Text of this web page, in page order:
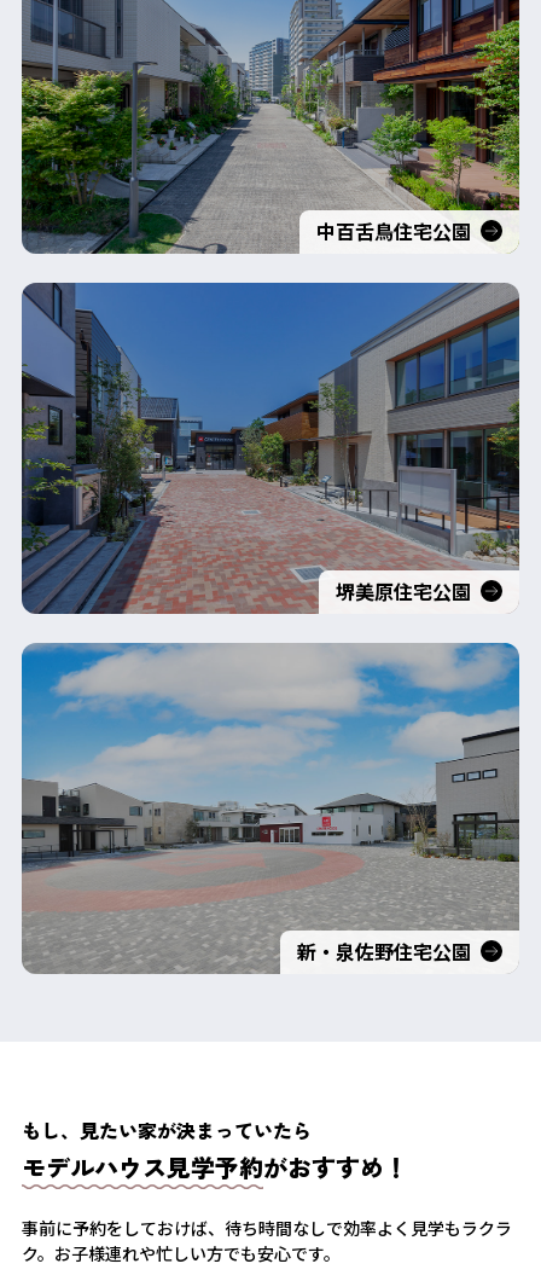
中百舌鳥住宅公園
堺美原住宅公園
新・泉佐野住宅公園
もし、見たい家が決まっていたら
モデルハウス見学予約がおすすめ！
事前に予約をしておけば、待ち時間なしで効率よく見学もラクラ
ク。 お子様連れや忙しい方でも安心です。